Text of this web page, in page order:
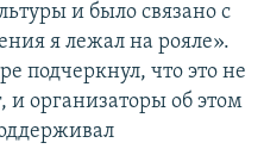
и было связано с
я лежал на рояле».
подчеркнул, что это не
организаторы об этом